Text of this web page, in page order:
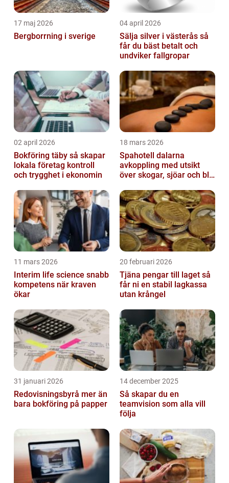
17 maj 2026
Bergborrning i sverige
04 april 2026
Sälja silver i västerås så
får du bäst betalt och
undviker fallgropar
02 april 2026
Bokföring täby så skapar
lokala företag kontroll
och trygghet i ekonomin
18 mars 2026
Spahotell dalarna
avkoppling med utsikt
över skogar, sjöar och blå
11 mars 2026
Interim life science snabb
kompetens när kraven
ökar
20 februari 2026
Tjäna pengar till laget så
får ni en stabil lagkassa
utan krångel
31 januari 2026
Redovisningsbyrå mer än
bara bokföring på papper
14 december 2025
Så skapar du en
teamvision som alla vill
följa